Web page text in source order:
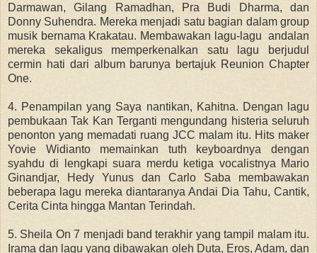
Darmawan, Gilang Ramadhan, Pra Budi Dharma, dan
Donny Suhendra. Mereka menjadi satu bagian dalam group
musik bernama Krakatau. Membawakan lagu-lagu andalan
mereka sekaligus memperkenalkan satu lagu berjudul
cermin hati dari album barunya bertajuk Reunion Chapter
One.
4. Penampilan yang Saya nantikan, Kahitna. Dengan lagu
pembukaan Tak Kan Terganti mengundang histeria seluruh
penonton yang memadati ruang JCC malam itu. Hits maker
Yovie Widianto memainkan tuth keyboardnya dengan
syahdu di lengkapi suara merdu ketiga vocalistnya Mario
Ginandjar, Hedy Yunus dan Carlo Saba membawakan
beberapa lagu mereka diantaranya Andai Dia Tahu, Cantik,
Cerita Cinta hingga Mantan Terindah.
5. Sheila On 7 menjadi band terakhir yang tampil malam itu.
Irama dan lagu yang dibawakan oleh Duta, Eros, Adam, dan